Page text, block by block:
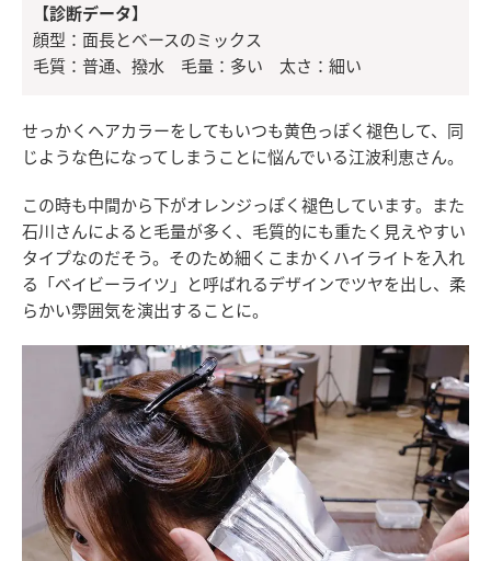
【診断データ】
顔型：面長とベースのミックス
毛質：普通、撥水 毛量：多い 太さ：細い
せっかくヘアカラーをしてもいつも黄色っぽく褪色して、同
じような色になってしまうことに悩んでいる江波利恵さん。
この時も中間から下がオレンジっぽく褪色しています。また
石川さんによると毛量が多く、毛質的にも重たく見えやすい
タイプなのだそう。そのため細くこまかくハイライトを入れ
る「ベイビーライツ」と呼ばれるデザインでツヤを出し、柔
らかい雰囲気を演出することに。